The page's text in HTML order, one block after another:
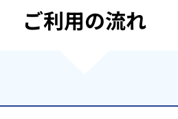
ご利用の流れ